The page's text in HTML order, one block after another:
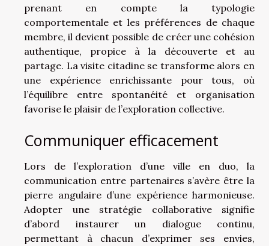
prenant en compte la typologie
comportementale et les préférences de chaque
membre, il devient possible de créer une cohésion
authentique, propice à la découverte et au
partage. La visite citadine se transforme alors en
une expérience enrichissante pour tous, où
l’équilibre entre spontanéité et organisation
favorise le plaisir de l’exploration collective.
Communiquer efficacement
Lors de l’exploration d’une ville en duo, la
communication entre partenaires s’avère être la
pierre angulaire d’une expérience harmonieuse.
Adopter une stratégie collaborative signifie
d’abord instaurer un dialogue continu,
permettant à chacun d’exprimer ses envies,